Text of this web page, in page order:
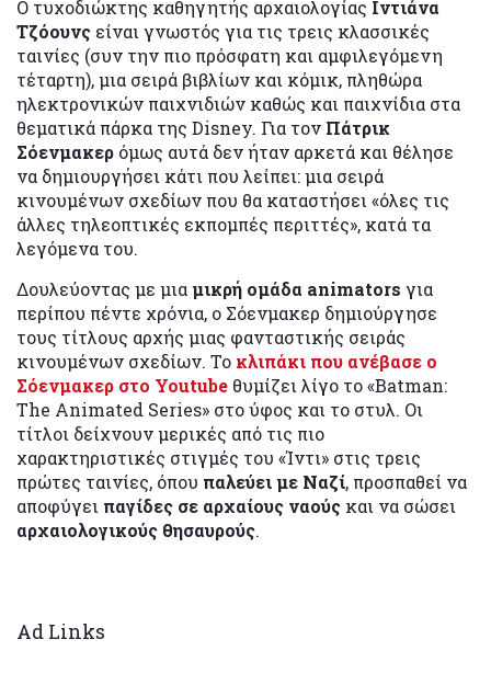
Ο τυχοδιώκτης καθηγητής αρχαιολογίας Ιντιάνα
Τζόουνς είναι γνωστός για τις τρεις κλασσικές
ταινίες (συν την πιο πρόσφατη και αμφιλεγόμενη
τέταρτη), μια σειρά βιβλίων και κόμικ, πληθώρα
ηλεκτρονικών παιχνιδιών καθώς και παιχνίδια στα
θεματικά πάρκα της Disney. Για τον Πάτρικ
Σόενμακερ όμως αυτά δεν ήταν αρκετά και θέλησε
να δημιουργήσει κάτι που λείπει: μια σειρά
κινουμένων σχεδίων που θα καταστήσει «όλες τις
άλλες τηλεοπτικές εκπομπές περιττές», κατά τα
λεγόμενα του.
Δουλεύοντας με μιαμικρή ομάδα animators για
περίπου πέντε χρόνια, ο Σόενμακερ δημιούργησε
τους τίτλους αρχής μιας φανταστικής σειράς
κινουμένων σχεδίων. Το κλιπάκι που ανέβασε ο
Σόενμακερ στο Youtube θυμίζει λίγο το «Batman:
The Animated Series» στο ύφος και το στυλ. Οι
τίτλοι δείχνουν μερικές από τις πιο
χαρακτηριστικές στιγμές του «Ίντι» στις τρεις
πρώτες ταινίες, όπου παλεύει με Ναζί, προσπαθεί να
αποφύγει παγίδες σε αρχαίους ναούς και να σώσει
αρχαιολογικούς θησαυρούς.
Ad Links